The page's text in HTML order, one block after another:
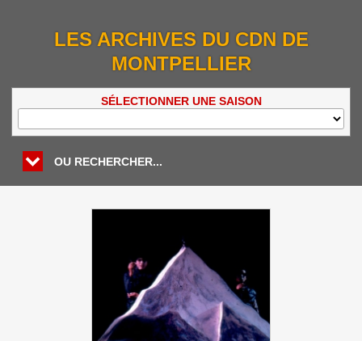
LES ARCHIVES DU CDN DE
MONTPELLIER
SÉLECTIONNER UNE SAISON
OU RECHERCHER...